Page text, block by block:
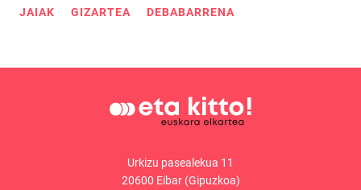
JAIAK GIZARTEA DEBABARRENA
Urkizu pasealekua 11
20600 Eibar (Gipuzkoa)